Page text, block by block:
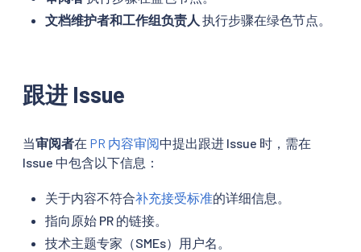
文档维护者和工作组负责人 执行步骤在绿色节点。
跟进 Issue
当审阅者在 PR 内容审阅中提出跟进 Issue 时，需在
Issue 中包含以下信息：
关于内容不符合补充接受标准的详细信息。
指向原始 PR 的链接。
技术主题专家（SMEs）用户名。